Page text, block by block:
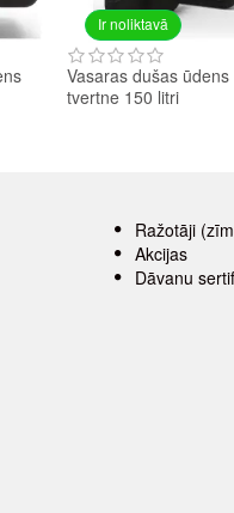
Ir noliktavā
Vasaras dušas ūdens
tvertne 150 litri
Ražotāji
Akcijas
Dāvanu